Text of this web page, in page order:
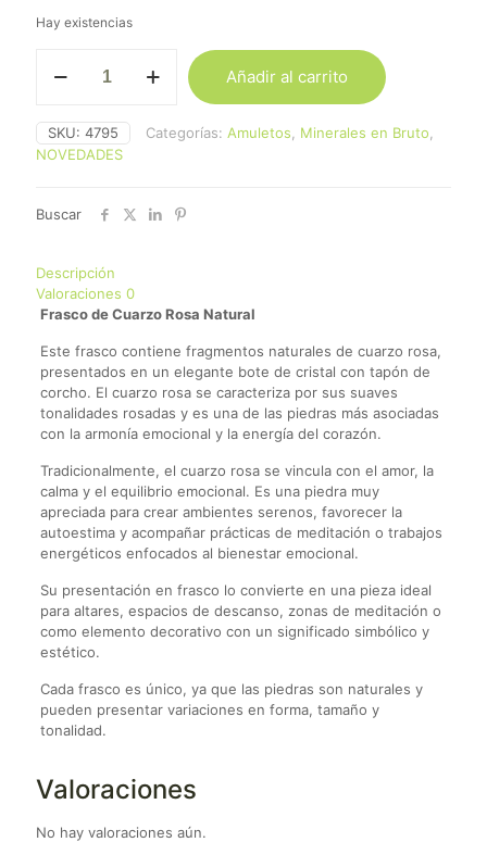
Hay existencias
Cuarzo
cantidad
Añadir al carrito
SKU: 4795 Categorías: Amuletos Minerales en Bruto
NOVEDADES
Buscar
Descripción
Valoraciones 0
Frasco de Cuarzo Rosa Natural
Este frasco contiene fragmentos naturales de cuarzo rosa,
presentados en un elegante bote de cristal con tapón de
corcho. El cuarzo rosa se caracteriza por sus suaves
tonalidades rosadas y es una de las piedras más asociadas
con la armonía emocional y la energía del corazón.
Tradicionalmente, el cuarzo rosa se vincula con el amor, la
calma y el equilibrio emocional. Es una piedra muy
apreciada para crear ambientes serenos, favorecer la
autoestima y acompañar prácticas de meditación o trabajos
energéticos enfocados al bienestar emocional.
Su presentación en frasco lo convierte en una pieza ideal
para altares, espacios de descanso, zonas de meditación o
como elemento decorativo con un significado simbólico y
estético.
Cada frasco es único, ya que las piedras son naturales y
pueden presentar variaciones en forma, tamaño y
tonalidad.
Valoraciones
No hay valoraciones aún.